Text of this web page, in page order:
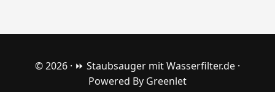
© 2026 · ⏩ Staubsauger mit Wasserfilter.de ·
Powered By Greenlet